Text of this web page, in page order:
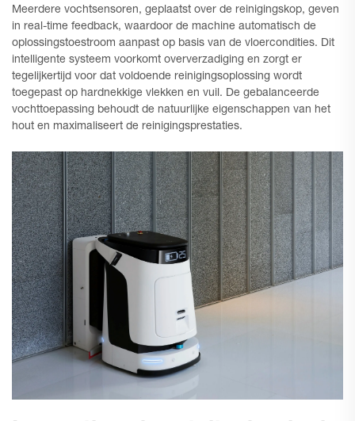
Meerdere vochtsensoren, geplaatst over de reinigingskop, geven
in real-time feedback, waardoor de machine automatisch de
oplossingstoestroom aanpast op basis van de vloercondities. Dit
intelligente systeem voorkomt oververzadiging en zorgt er
tegelijkertijd voor dat voldoende reinigingsoplossing wordt
toegepast op hardnekkige vlekken en vuil. De gebalanceerde
vochttoepassing behoudt de natuurlijke eigenschappen van het
hout en maximaliseert de reinigingsprestaties.